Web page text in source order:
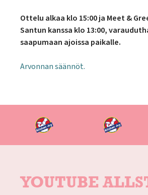
Ottelu alkaa klo 15:00 ja Meet &
Santun kanssa klo 13:00,
saapumaan ajoissa paikalle.
Arvonnan säännöt.
YOUTUBE